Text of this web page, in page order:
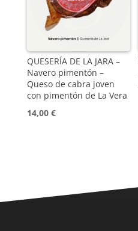
QUESERÍA DE LA JARA –
Navero pimentón –
Queso de cabra joven
con pimentón de La Vera
14,00 €